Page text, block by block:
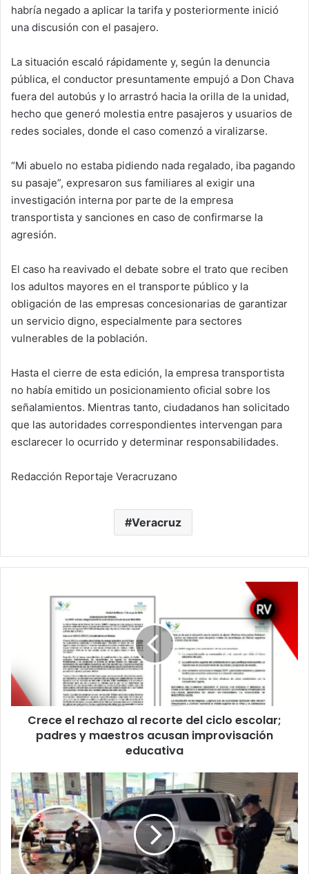
habría negado a aplicar la tarifa y posteriormente inició
una discusión con el pasajero.
La situación escaló rápidamente y, según la denuncia
pública, el conductor presuntamente empujó a Don Chava
fuera del autobús y lo arrastró hacia la orilla de la unidad,
hecho que generó molestia entre pasajeros y usuarios de
redes sociales, donde el caso comenzó a viralizarse.
“Mi abuelo no estaba pidiendo nada regalado, iba pagando
su pasaje”, expresaron sus familiares al exigir una
investigación interna por parte de la empresa
transportista y sanciones en caso de confirmarse la
agresión.
El caso ha reavivado el debate sobre el trato que reciben
los adultos mayores en el transporte público y la
obligación de las empresas concesionarias de garantizar
un servicio digno, especialmente para sectores
vulnerables de la población.
Hasta el cierre de esta edición, la empresa transportista
no había emitido un posicionamiento oficial sobre los
señalamientos. Mientras tanto, ciudadanos han solicitado
que las autoridades correspondientes intervengan para
esclarecer lo ocurrido y determinar responsabilidades.
Redacción Reportaje Veracruzano
Veracruz
ciclo
escolar;
padres
maestros
educativa
Crece el rechazo al recorte del ciclo escolar;
padres y maestros acusan improvisación
educativa
Imprudencia
al
volante
desata
fuerte
accidente
en